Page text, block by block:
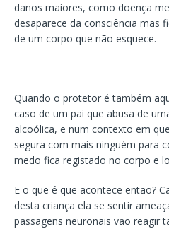
danos maiores, como doença
desaparece da consciência mas
de um corpo que não esquece.
Quando o protetor é também
caso de um pai que abusa de
alcoólica, e num contexto em
segura com mais ninguém para
medo fica registado no corpo e
E o que é que acontece então?
desta criança ela se sentir
passagens neuronais vão reagir